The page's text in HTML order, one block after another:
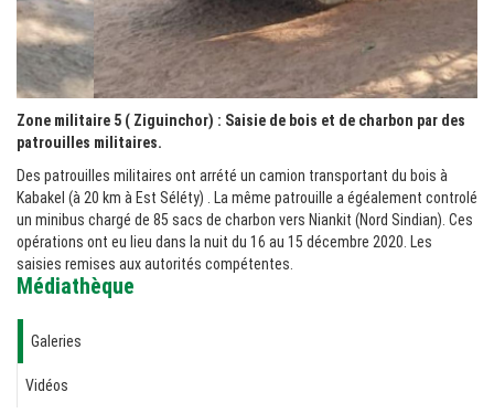
Zone militaire 5 ( Ziguinchor) : Saisie de bois et de charbon par des
patrouilles militaires.
Des patrouilles militaires ont arrété un camion transportant du bois à
Kabakel (à 20 km à Est Séléty) . La même patrouille a égéalement controlé
un minibus chargé de 85 sacs de charbon vers Niankit (Nord Sindian). Ces
opérations ont eu lieu dans la nuit du 16 au 15 décembre 2020. Les
saisies remises aux autorités compétentes.
Médiathèque
Galeries
Vidéos